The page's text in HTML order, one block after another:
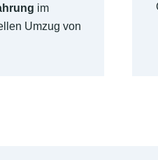
im
Umzug von